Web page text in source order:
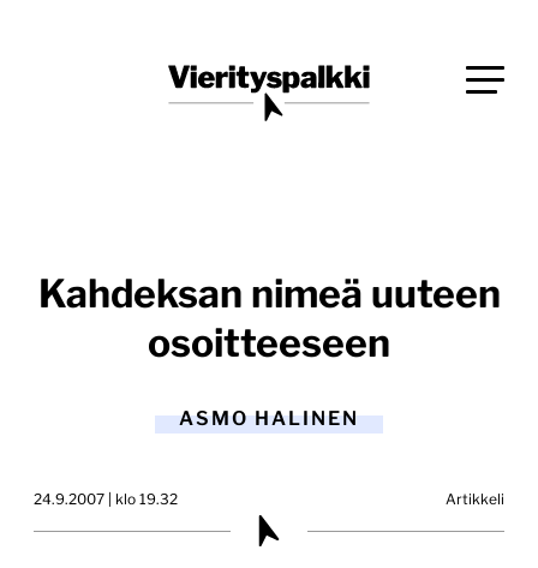
Vierityspalkki.fi
Kahdeksan nimeä uuteen
osoitteeseen
ASMO HALINEN
24.9.2007 | klo 19.32 Artikkeli